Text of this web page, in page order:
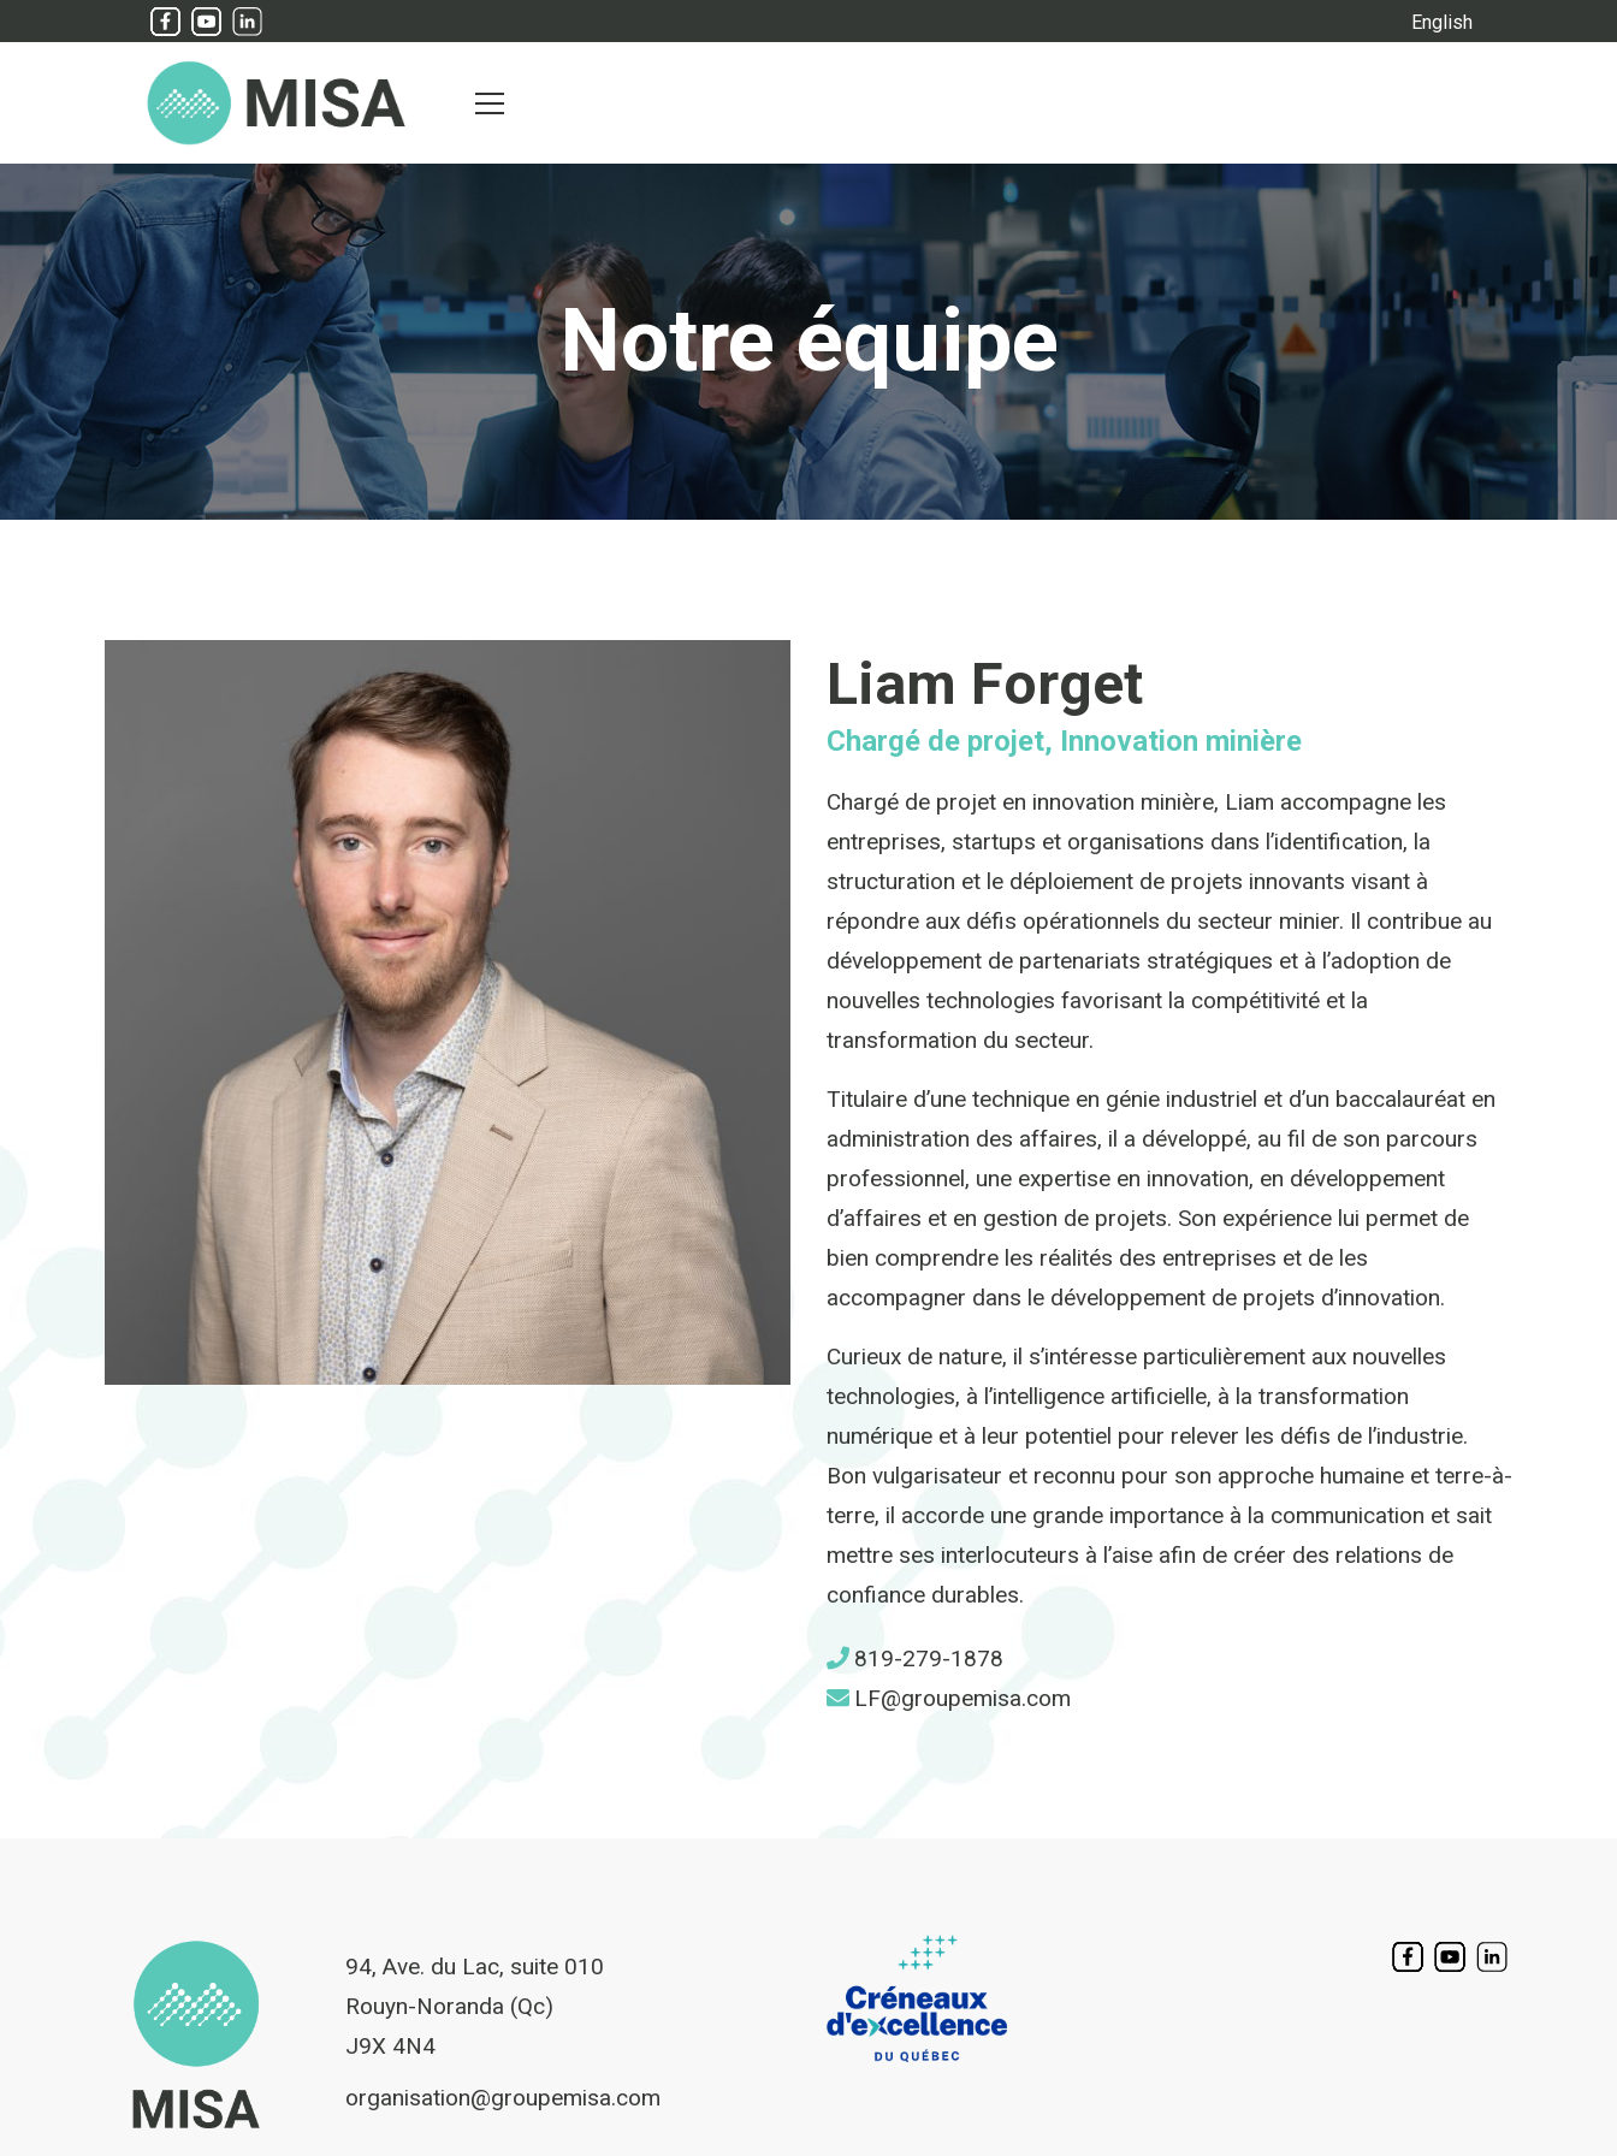
English
Notre équipe
Liam Forget
Chargé de projet, Innovation minière
Chargé de projet en innovation minière, Liam accompagne les
entreprises, startups et organisations dans l’identification, la
structuration et le déploiement de projets innovants visant à
répondre aux défis opérationnels du secteur minier. Il contribue au
développement de partenariats stratégiques et à l’adoption de
nouvelles technologies favorisant la compétitivité et la
transformation du secteur.
Titulaire d’une technique en génie industriel et d’un baccalauréat en
administration des affaires, il a développé, au fil de son parcours
professionnel, une expertise en innovation, en développement
d’affaires et en gestion de projets. Son expérience lui permet de
bien comprendre les réalités des entreprises et de les
accompagner dans le développement de projets d’innovation.
Curieux de nature, il s’intéresse particulièrement aux nouvelles
technologies, à l’intelligence artificielle, à la transformation
numérique et à leur potentiel pour relever les défis de l’industrie.
Bon vulgarisateur et reconnu pour son approche humaine et terre-à-
terre, il accorde une grande importance à la communication et sait
mettre ses interlocuteurs à l’aise afin de créer des relations de
confiance durables.
819-279-1878
LF@groupemisa.com
94, Ave. du Lac, suite 010
Rouyn-Noranda (Qc)
J9X 4N4
organisation@groupemisa.com